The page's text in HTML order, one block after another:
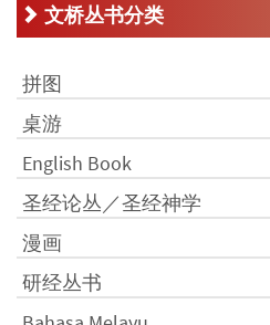
文桥丛书分类
拼图
桌游
English Book
圣经论丛／圣经神学
漫画
研经丛书